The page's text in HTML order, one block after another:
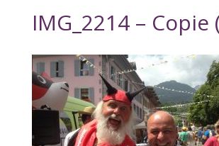
IMG_2214 – Copie